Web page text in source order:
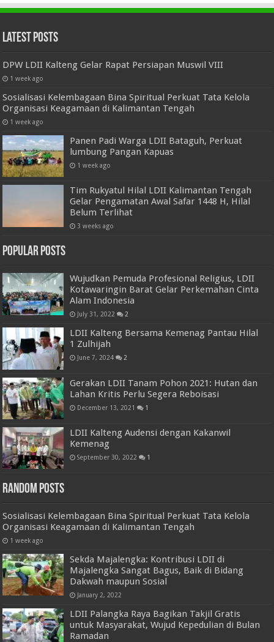
Latest Posts
DPW LDII Kalteng Gelar Rapat Persiapan Muswil VIII
1 week ago
Sosialisasi Kelembagaan Bina Spiritual Perkuat Tata Kelola
Organisasi Keagamaan di Kalimantan Tengah
1 week ago
Panen Padi Warga LDII Bataguh, Perkuat
lumbung Pangan Kapuas
1 week ago
Tim Rukyatul Hilal LDII Kalimantan Tengah
Gelar Pengamatan Awal Safar 1448 H, Hilal
Belum Terlihat
3 weeks ago
Popular Posts
Wujudkan Pemuda Profesional Religius, LDII
Kotawaringin Barat Gelar Perkemahan Cinta
Alam Indonesia
July 31, 2022 2
LDII Kalteng Bersama Kemenag Pantau Hilal
1 Zulhijah
June 7, 2024 2
Gerakan LDII Tanam Pohon 2021: Hutan dan
Lahan Kritis Perlu Segera Reboisasi
December 13, 2021 1
LDII Kalteng Audensi dengan Kakanwil
Kemenag
September 30, 2022 1
Random Posts
Sosialisasi Kelembagaan Bina Spiritual Perkuat Tata Kelola
Organisasi Keagamaan di Kalimantan Tengah
1 week ago
Sekda Majalengka: Kontribusi LDII di
Majalengka Sangat Bagus, Baik di Bidang
Dakwah maupun Sosial
January 2, 2022
LDII Palangka Raya Bagikan Takjil Gratis
untuk Masyarakat, Wujud Kepedulian di Bulan
Ramadan